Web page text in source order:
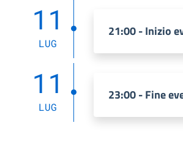
11
LUG
21:00 - Inizio
11
LUG
23:00 - Fine